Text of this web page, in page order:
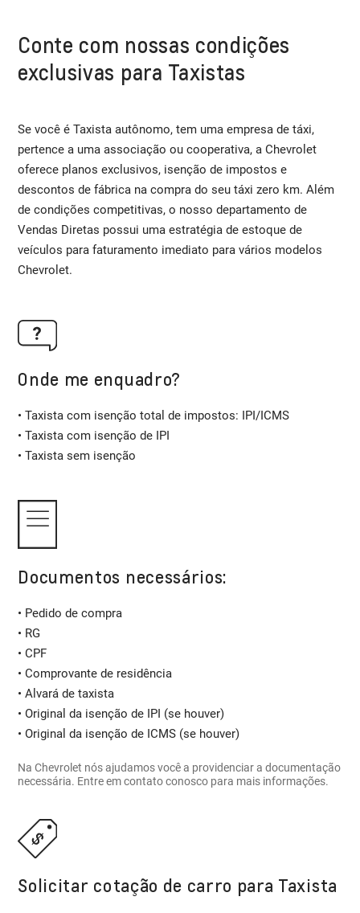
Conte com nossas condições
exclusivas para Taxistas
Se você é Taxista autônomo, tem uma empresa de táxi,
pertence a uma associação ou cooperativa, a Chevrolet
oferece planos exclusivos, isenção de impostos e
descontos de fábrica na compra do seu táxi zero km. Além
de condições competitivas, o nosso departamento de
Vendas Diretas possui uma estratégia de estoque de
veículos para faturamento imediato para vários modelos
Chevrolet.
Onde me enquadro?
• Taxista com isenção total de impostos: IPI/ICMS
• Taxista com isenção de IPI
• Taxista sem isenção
Documentos necessários:
• Pedido de compra
• RG
• CPF
• Comprovante de residência
• Alvará de taxista
• Original da isenção de IPI (se houver)
• Original da isenção de ICMS (se houver)
Na Chevrolet nós ajudamos você a providenciar a documentação
necessária. Entre em contato conosco para mais informações.
Solicitar cotação de carro para Taxista